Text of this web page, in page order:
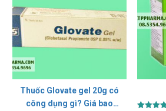
Thuốc Glovate gel 20g có
công dụng gì? Giá bao